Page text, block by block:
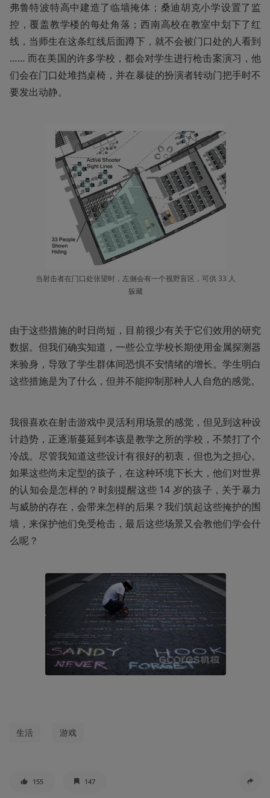
弗鲁特波特高中建造了临墙掩体；桑迪胡克小学设置了监
控，覆盖教学楼的每处角落；西南高校在教室中划下了红
线，当师生在这条红线后面蹲下，就不会被门口处的人看到
…… 而在美国的许多学校，都会对学生进行枪击案演习，他
们会在门口处堆挡桌椅，并在暴徒的扮演者转动门把手时不
要发出动静。
当射击者在门口处张望时，左侧会有一个视野盲区，可供 33 人
躲藏
由于这些措施的时日尚短，目前很少有关于它们效用的研究
数据。但我们确实知道，一些公立学校长期使用金属探测器
来验身，导致了学生群体间恐惧不安情绪的增长。学生明白
这些措施是为了什么，但并不能抑制那种人人自危的感觉。
我很喜欢在射击游戏中灵活利用场景的感觉，但见到这种设
计趋势，正逐渐蔓延到本该是教学之所的学校，不禁打了个
冷战。尽管我知道这些设计有很好的初衷，但也为之担心。
如果这些尚未定型的孩子，在这种环境下长大，他们对世界
的认知会是怎样的？时刻提醒这些 14 岁的孩子，关于暴力
与威胁的存在，会带来怎样的后果？我们筑起这些掩护的围
墙，来保护他们免受枪击，最后这些场景又会教他们学会什
么呢？
生活 游戏
155 147